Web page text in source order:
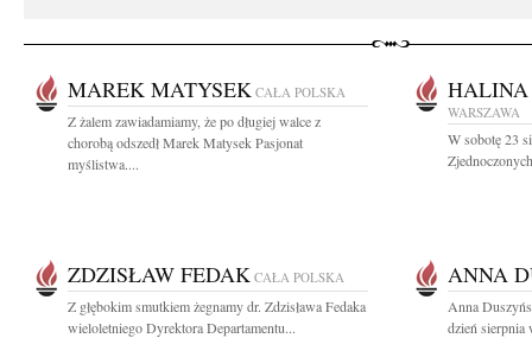
MAREK MATYSEK CAŁA POLSKA
Z żalem zawiadamiamy, że po długiej walce z
chorobą odszedł Marek Matysek Pasjonat
myślistwa....
HALINA
WARSZAWA
W sobotę 23
ZDZISŁAW FEDAK CAŁA POLSKA
Z głębokim smutkiem żegnamy dr. Zdzisława Fedaka
wieloletniego Dyrektora Departamentu...
ANNA
Anna
dzień sierpnia